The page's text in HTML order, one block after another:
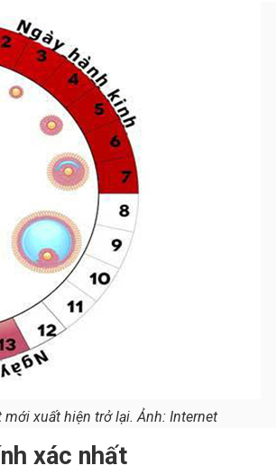
xuất hiện trở lại. Ảnh: Internet
xác nhất